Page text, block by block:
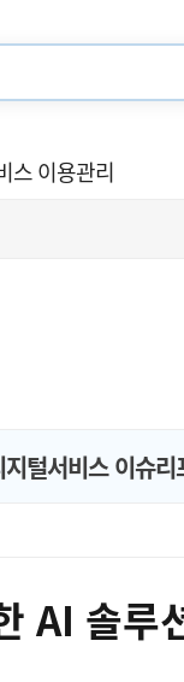
스 이용관리
털서비스 이슈리
AI 솔루